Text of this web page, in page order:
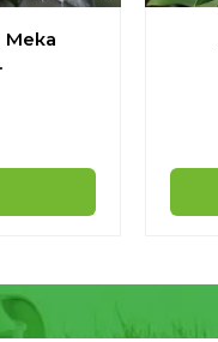
Мека